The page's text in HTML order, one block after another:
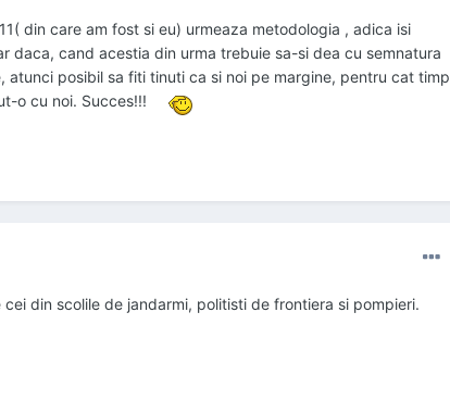
din care am fost si eu) urmeaza metodologia , adica isi
daca, cand acestia din urma trebuie sa-si dea cu semnatura
posibil sa fiti tinuti ca si noi pe margine, pentru cat timp
o cu noi. Succes!!!
din scolile de jandarmi, politisti de frontiera si pompieri.